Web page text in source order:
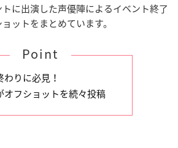
に出演した声優陣によるイベント終了
ットをまとめています。
Point
わりに必見！
オフショットを続々投稿